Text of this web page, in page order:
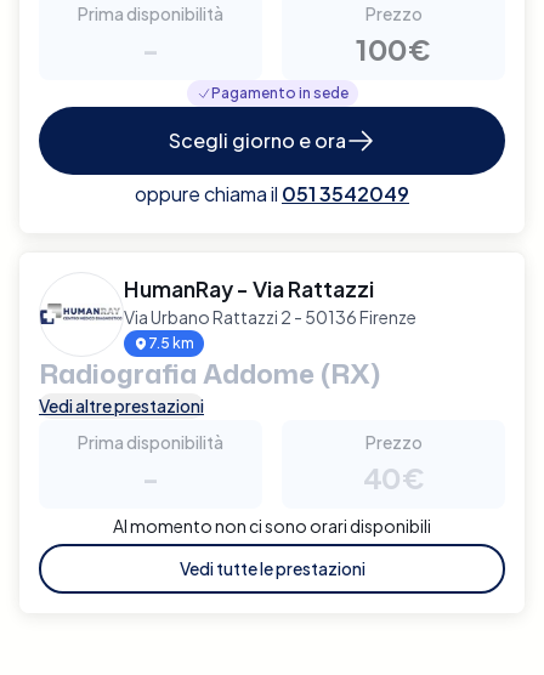
Prima disponibilità
-
Prezzo
100€
Pagamento in sede
Scegli giorno e ora
oppure chiama il 051 3542049
HumanRay - Via Rattazzi
Via Urbano Rattazzi 2 - 50136 Firenze
7.5 km
Radiografia Addome (RX)
Vedi altre prestazioni
Prima disponibilità
-
Prezzo
40€
Al momento non ci sono orari disponibili
Vedi tutte le prestazioni